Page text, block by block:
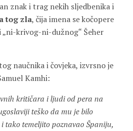
znak i trag nekih sljedbenika i
tog zla, čija imena se kočopere
krivog-ni-dužnog“ Šeher
naučnika i čovjeka, izvrsno je
Kamhi:
kritičara i ljudi od pera na
teško da mu je bilo
tako temeljito poznavao Španiju,